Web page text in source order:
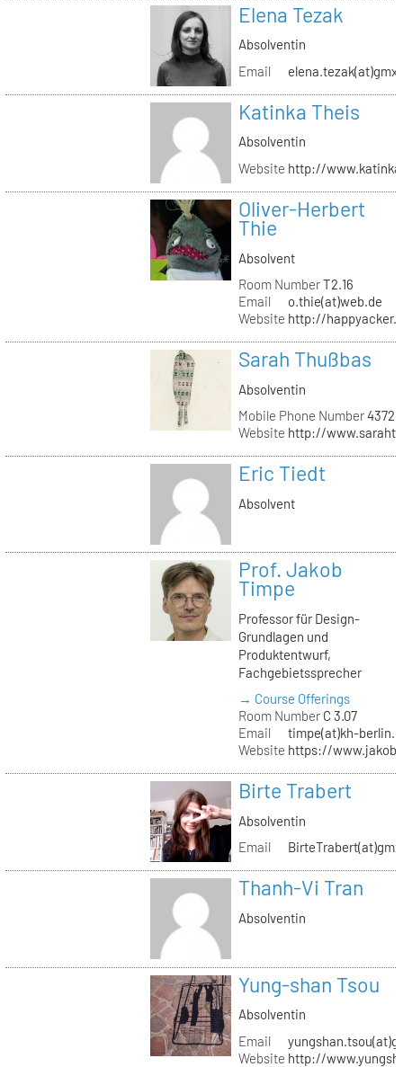
Elena Tezak
Absolventin
Email
Katinka Theis
Absolventin
Website http://
Oliver-Herbert
Thie
Absolvent
Room NumberT2.16
Email
o.thie(at)web.de
Website http://
Sarah Thußbas
Absolventin
Mobile Phone Number
Website http://
Eric Tiedt
Absolvent
Prof. Jakob
Timpe
Professor für Design-
Grundlagen und
Produktentwurf,
Fachgebietssprecher
→ Course Offerings
Room NumberC 3.07
Email
timpe(at)kh-
Website https://
Birte Trabert
Absolventin
Email
Thanh-Vi Tran
Absolventin
Yung-shan Tsou
Absolventin
Email
Website http://